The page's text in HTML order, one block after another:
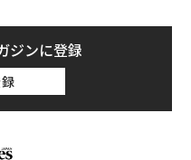
たときにどんな状況が
ロフェッショナルであ
保健医療学研究科 准教
・昭和大学附属病院内
ジンに登録